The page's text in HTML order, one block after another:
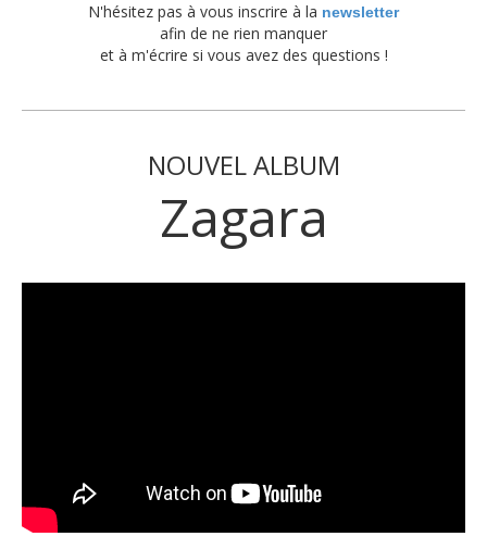
N'hésitez pas à vous inscrire à la newsletter
afin de ne rien manquer
et à m'écrire si vous avez des questions !
NOUVEL ALBUM
Zagara